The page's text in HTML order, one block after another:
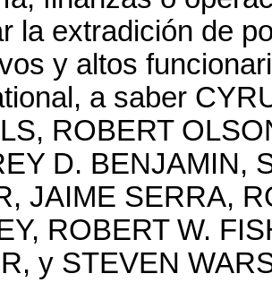
la extradición de
y altos
a saber
ROBERT
D. BENJAMIN,
JAIME SERRA,
ROBERT W.
y STEVEN